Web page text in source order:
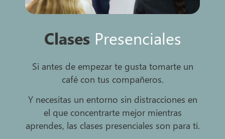
Clases Presenciales
Si antes de empezar te gusta tomarte un
café con tus compañeros.
Y necesitas un entorno sin distracciones en
el que concentrarte mejor mientras
aprendes, las clases presenciales son para ti.